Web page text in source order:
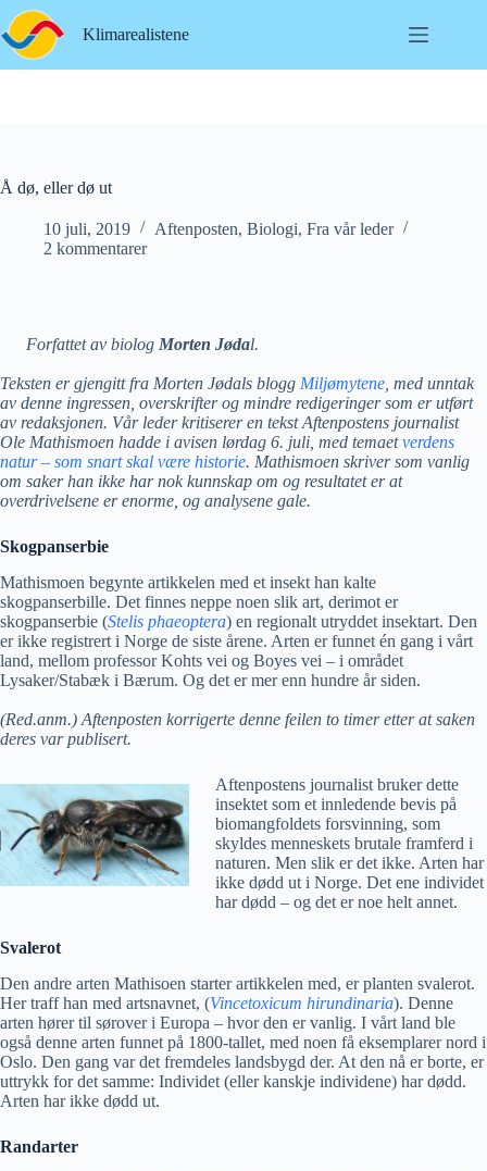
Hopp
til
innholdet
Klimarealistene
Å dø, eller dø ut
10 juli, 2019 Aftenposten, Biologi, Fra vår leder
2 kommentarer
Forfattet av biolog Morten Jødal.
Teksten er gjengitt fra Morten Jødals blogg Miljømytene , med unntak
av denne ingressen, overskrifter og mindre redigeringer som er utført
av redaksjonen. Vår leder kritiserer en tekst Aftenpostens journalist
Ole Mathismoen hadde i avisen lørdag 6. juli, med temaetverdens
natur – som snart skal være historie. Mathismoen skriver som vanlig
om saker han ikke har nok kunnskap om og resultatet er at
overdrivelsene er enorme, og analysene gale.
Skogpanserbie
Mathismoen begynte artikkelen med et insekt han kalte
skogpanserbille. Det finnes neppe noen slik art, derimot er
skogpanserbie (Stelis phaeoptera) en regionalt utryddet insektart. Den
er ikke registrert i Norge de siste årene. Arten er funnet én gang i vårt
land, mellom professor Kohts vei og Boyes vei – i området
Lysaker/Stabæk i Bærum. Og det er mer enn hundre år siden.
(Red.anm.) Aftenposten korrigerte denne feilen to timer etter at saken
deres var publisert.
Aftenpostens journalist bruker dette
insektet som et innledende bevis på
biomangfoldets forsvinning, som
skyldes menneskets brutale framferd i
naturen. Men slik er det ikke. Arten har
ikke dødd ut i Norge. Det ene individet
har dødd – og det er noe helt annet.
Svalerot
Den andre arten Mathisoen starter artikkelen med, er planten svalerot.
Her traff han med artsnavnet, (Vincetoxicum hirundinaria). Denne
arten hører til sørover i Europa – hvor den er vanlig. I vårt land ble
også denne arten funnet på 1800-tallet, med noen få eksemplarer nord i
Oslo. Den gang var det fremdeles landsbygd der. At den nå er borte, er
uttrykk for det samme: Individet (eller kanskje individene) har dødd.
Arten har ikke dødd ut.
Randarter